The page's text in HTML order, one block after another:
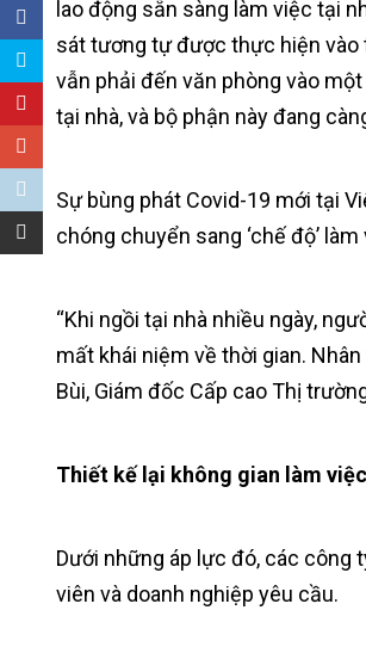
lao động sẵn sàng làm việc tại
sát tương tự được thực hiện vào
vẫn phải đến văn phòng vào
tại nhà, và bộ phận này đang
Sự bùng phát Covid-19 mới tại
chóng chuyển sang ‘chế độ’
“Khi ngồi tại nhà nhiều ngày,
mất khái niệm về thời gian.
Bùi, Giám đốc Cấp cao Thị
Thiết kế lại không gian làm
Dưới những áp lực đó, các công
viên và doanh nghiệp yêu cầu.